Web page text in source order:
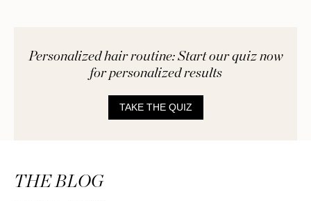
Personalized hair routine: Start our quiz now
for personalized results
TAKE THE QUIZ
THE BLOG